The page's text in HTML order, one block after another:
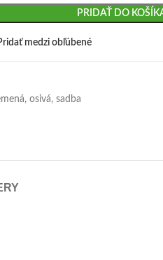
PRIDAŤ DO
medzi obľúbené
osivá, sadba